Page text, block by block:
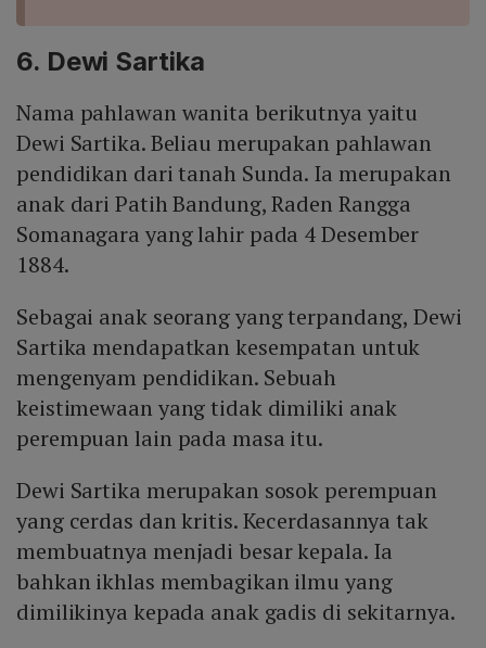
6. Dewi Sartika
Nama pahlawan wanita berikutnya yaitu
Dewi Sartika. Beliau merupakan pahlawan
pendidikan dari tanah Sunda. Ia merupakan
anak dari Patih Bandung, Raden Rangga
Somanagara yang lahir pada 4 Desember
1884.
Sebagai anak seorang yang terpandang, Dewi
Sartika mendapatkan kesempatan untuk
mengenyam pendidikan. Sebuah
keistimewaan yang tidak dimiliki anak
perempuan lain pada masa itu.
Dewi Sartika merupakan sosok perempuan
yang cerdas dan kritis. Kecerdasannya tak
membuatnya menjadi besar kepala. Ia
bahkan ikhlas membagikan ilmu yang
dimilikinya kepada anak gadis di sekitarnya.